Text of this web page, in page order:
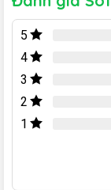
5
4
3
2
1